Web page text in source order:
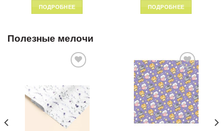
ПОДРОБНЕЕ ПОДРОБНЕЕ
Полезные мелочи
желаний
Добавить
в список
желаний